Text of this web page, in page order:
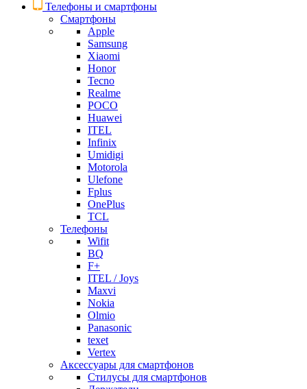
Телефоны и смартфоны
Смартфоны
Apple
Samsung
Xiaomi
Honor
Tecno
Realme
POCO
Huawei
ITEL
Infinix
Umidigi
Motorola
Ulefone
Fplus
OnePlus
TCL
Телефоны
Wifit
BQ
F+
ITEL / Joys
Maxvi
Nokia
Olmio
Panasonic
texet
Vertex
Аксессуары для смартфонов
Стилусы для смартфонов